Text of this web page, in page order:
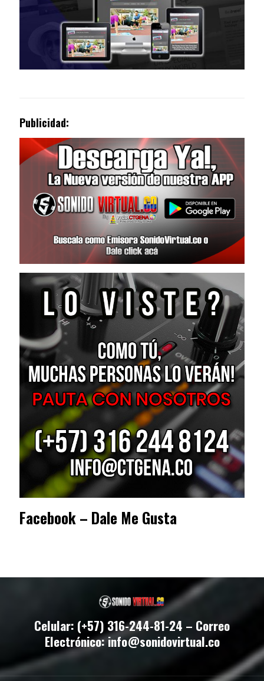
Publicidad:
Facebook – Dale Me Gusta
Celular: (+57) 316-244-81-24 – Correo
Electrónico: info@sonidovirtual.co